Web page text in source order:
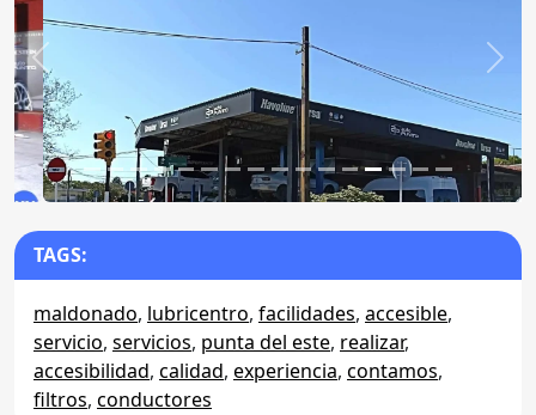
Anterior
TAGS:
maldonado, lubricentro, facilidades, accesible,
servicio, servicios, punta del este, realizar,
accesibilidad, calidad, experiencia, contamos,
filtros, conductores